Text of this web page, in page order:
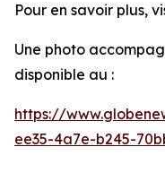
Pour en savoir plus,
Une photo
disponible au :
https://
ee35-4a7e-b245-